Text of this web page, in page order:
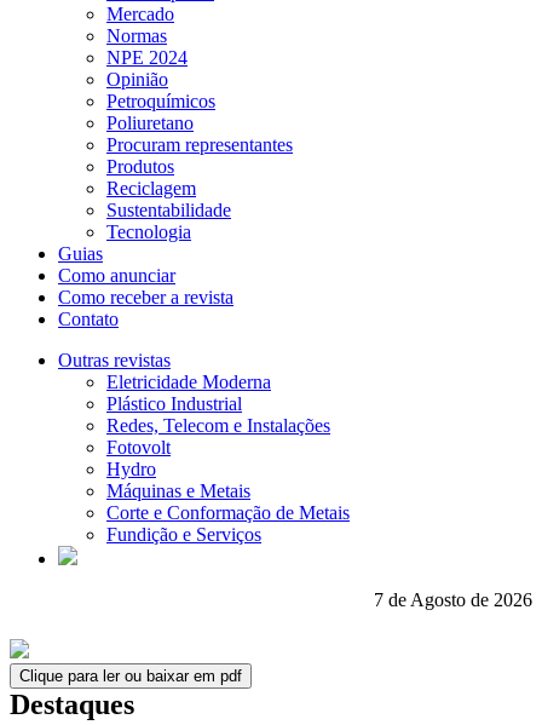
Mercado
Normas
NPE 2024
Opinião
Petroquímicos
Poliuretano
Procuram representantes
Produtos
Reciclagem
Sustentabilidade
Tecnologia
Guias
Como anunciar
Como receber a revista
Contato
Outras revistas
Eletricidade Moderna
Plástico Industrial
Redes, Telecom e Instalações
Fotovolt
Hydro
Máquinas e Metais
Corte e Conformação de Metais
Fundição e Serviços
7 de Agosto de 2026
Clique para ler ou baixar em pdf
Destaques